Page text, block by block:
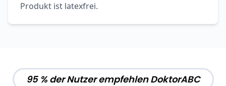
Produkt ist latexfrei.
95 % der Nutzer empfehlen DoktorABC